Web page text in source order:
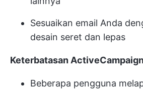
Sesuaikan email Anda
desain seret dan lepas
Keterbatasan
Beberapa pengguna